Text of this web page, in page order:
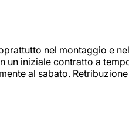
nel montaggio e
iniziale contratto a
al sabato.